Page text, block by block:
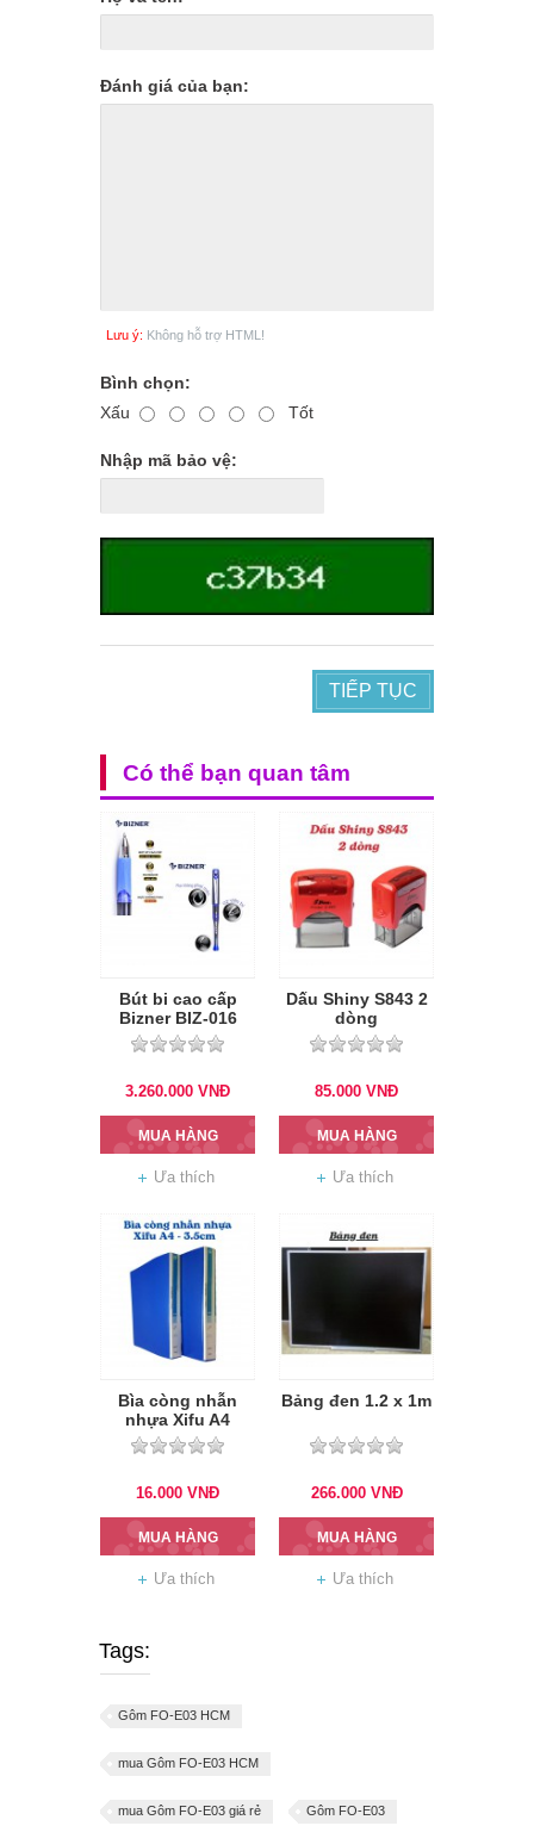
Đánh giá của bạn:
Lưu ý: Không hỗ trợ HTML!
Bình chọn:
Xấu
Tốt
Nhập mã bảo vệ:
TIẾP TỤC
Có thể bạn quan tâm
Bút bi cao cấp
Bizner BIZ-016
3.260.000 VNĐ
MUA HÀNG
Ưa thích
Dấu Shiny S843 2
dòng
85.000 VNĐ
MUA HÀNG
Ưa thích
Bìa còng nhẫn
nhựa Xifu A4
3,5cm
16.000 VNĐ
MUA HÀNG
Ưa thích
Bảng đen 1.2 x 1m
266.000 VNĐ
MUA HÀNG
Ưa thích
Tags:
Gôm FO-E03 HCM
mua Gôm FO-E03 HCM
mua Gôm FO-E03 giá rẻ Gôm FO-E03